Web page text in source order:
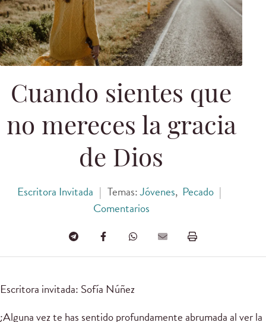
Cuando sientes que
no mereces la gracia
de Dios
Escritora Invitada | Temas:Jóvenes, Pecado |
Comentarios
Escritora invitada: Sofía Núñez
¿Alguna vez te has sentido profundamente abrumada al ver la